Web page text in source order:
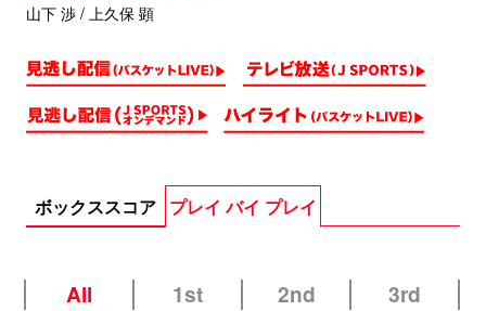
山下 渉 / 上久保 顕
ボックススコア プレイ バイ プレイ
All 1st 2nd
3rd